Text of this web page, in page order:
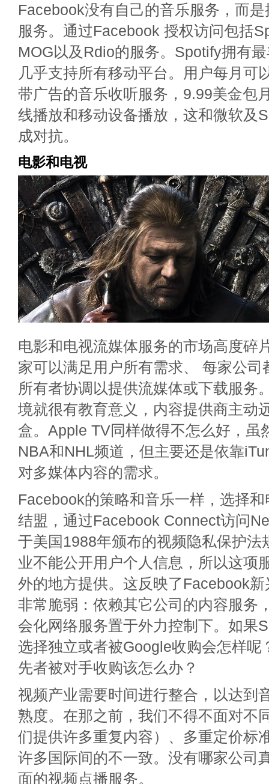
Facebook没有自己的音乐服务，而
服务。通过Facebook 授权访问包括
MOG以及Rdio的服务。Spotify拥有
几乎支持所有移动平台。用户每月可
带广告的音乐收听服务，9.99美金包
线播放和移动设备播放，这和微软及
成对抗。
电影和电视
电影和电视流媒体服务的市场高度碎
家可以满足用户所有需求、 每家公司
所有者协调以提供流媒体或下载服务
境就很有教育意义，内容提供商主动
盒。Apple TV同样做得不怎么好，虽
NBA和NHL频道，但主要还是依靠
对多媒体内容的需求。
Facebook的策略和音乐一样，选择
结盟，通过Facebook Connect访问
于美国1988年颁布的视频隐私保护法
业不能公开用户个人信息，所以这项
外的地方提供。这反映了Facebook
非常脆弱：依赖其它公司的内容服务
会化网络服务置于外力控制下。如果
选择独立或者被Google收购会怎样呢
先者被对手收购该怎么办？
视频产业需要时间进行整合，以达到
熟度。在那之前，我们不得不面对不
们提供许多重复内容）、多重定价标
许多国际间的不一致。没有哪家公司
面的视频点播服务。